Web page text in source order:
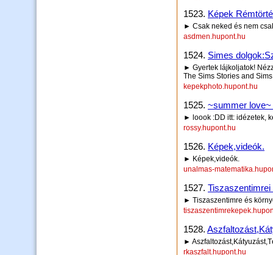
1523. Képek
► Csak neked és nem
asdmen.hupont.hu
1524. Simes
► Gyertek lájkoljatok!
The Sims Stories and
kepekphoto.hupont.hu
1525. ~summer love~
► loook :DD itt: idézetek,
rossy.hupont.hu
1526. Képek,videók.
► Képek,videók.
unalmas-
1527. Tiszaszentimrei
► Tiszaszentimre és
1528.
►
rkaszfalt.hupont.hu